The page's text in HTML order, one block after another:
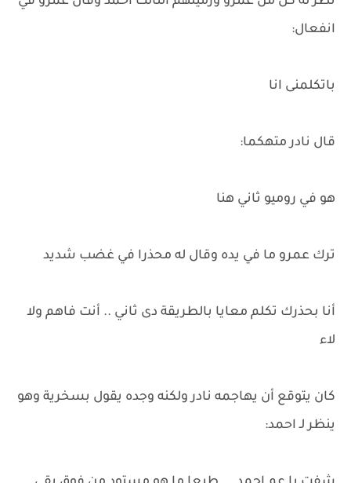
انفعال:
باتكلمنى انا
قال نادر متهكما:
هو في روميو ثاني هنا
ترك عمرو ما في يده وقال له محذرا في غضب شديد
أنا بحذرك تكلم معايا بالطريقة دى ثاني .. أنت فاهم ولا
لاء
كان يتوقع أن يهاجمه نادر ولكنه وجده يقول بسخرية وهو
ينظر لـ احمد: